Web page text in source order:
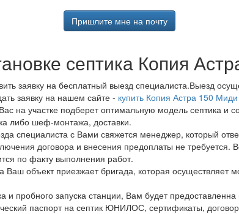
Пришлите мне на почту
септика Копия
заявку на бесплатный выезд специалиста.Выезд
заявку на нашем сайте - купить Копия Астра 150 Миди
на участке подберет оптимальную модель септика и
либо шеф-монтажа, доставки.
специалиста с Вами свяжется менеджер, который
договора и внесения предоплаты не требуется.
по факту выполнения работ.
Ваш объект приезжает бригада, которая
и пробного запуска станции, Вам будет
паспорт на септик ЮНИЛОС, сертификаты,